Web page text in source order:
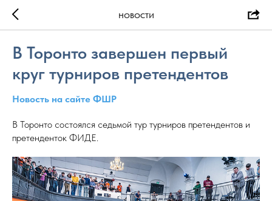
НОВОСТИ
В Торонто завершен первый
круг турниров претендентов
Новость на сайте ФШР
В Торонто состоялся седьмой тур турниров претендентов и
претенденток ФИДЕ.